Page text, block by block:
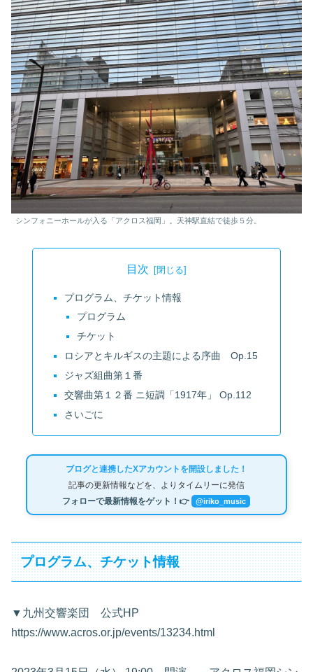
シンフォニーホールが入る「アクロス福岡」。天神駅直結で徒歩５分。
目次
プログラム、チケット情報
プログラム
チケット
ロシアとキルギスの主題による序曲 Op.15
ジャズ組曲第１番
交響曲第１２番 ニ短調「1917年」 Op.112
さいごに
ブログと連携したXアカウントを開設しました！
記事の更新情報などを、よりタイムリーに発信
フォローで最新情報をゲット！👉 @iriko_music
プログラム、チケット情報
▼九州交響楽団 公式HP
https://www.acros.or.jp/events/13234.html